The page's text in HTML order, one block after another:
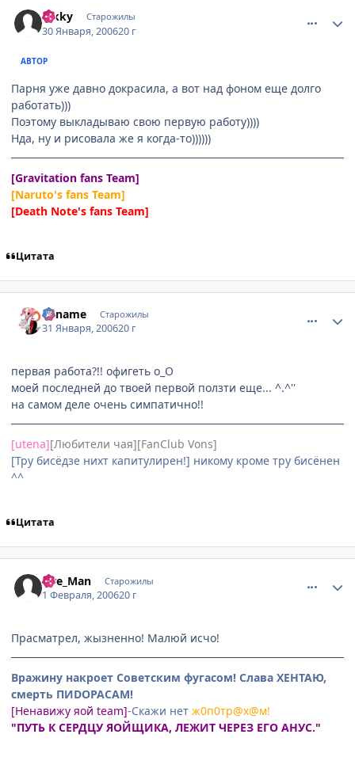
hikky Старожилы
30 Января, 200620 г
АВТОР
Парня уже давно докрасила, а вот над фоном еще долго
работать)))
Поэтому выкладываю свою первую работу))))
Нда, ну и рисовала же я когда-то))))))
[Gravitation fans Team]
[Naruto's fans Team]
[Death Note's fans Team]
Цитата
Kaname Старожилы
31 Января, 200620 г
первая работа?!! офигеть о_О
моей последней до твоей первой ползти еще... ^.^''
на самом деле очень симпатично!!
[utena][Любители чая][FanClub Vons]
[Тру бисёдзе нихт капитулирен!] никому кроме тру бисёнен
^^
Цитата
Fire_Man Старожилы
1 Февраля, 200620 г
Прасматрел, жызненно! Малюй исчо!
Вражину накроет Советским фугасом! Слава ХЕНТАЮ,
смерть ПИDОРАСАМ!
[Ненавижу яой team]-Скажи нет ж0п0тр@х@м!
"ПУТЬ К СЕРДЦУ ЯОЙЩИКА, ЛЕЖИТ ЧЕРЕЗ ЕГО АНУС."